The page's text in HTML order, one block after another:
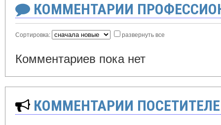
КОММЕНТАРИИ
Сортировка: развернуть все
Комментариев пока нет
КОММЕНТАРИИ